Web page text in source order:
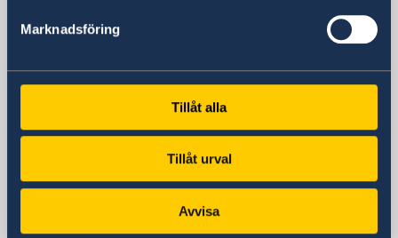
Marknadsföring
Tillåt alla
Tillåt urval
Avvisa
Sverige i Bosnien och
Hercegovina
Sveriges ambassad
Besöksadress
Embassy of Sweden
Ferhadija 20